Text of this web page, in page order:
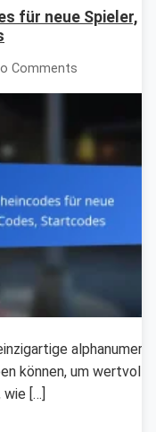
für neue Spieler,
Comments
können, um wertvolle
[…]